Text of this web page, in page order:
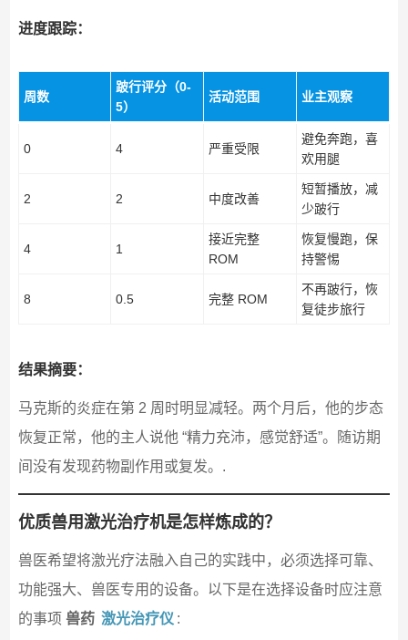
进度跟踪：
周数
跛行评分（0-
5）
活动范围 业主观察
0 4 严重受限
避免奔跑，喜
欢用腿
2 2 中度改善
短暂播放，减
少跛行
4 1
接近完整
ROM
恢复慢跑，保
持警惕
8 0.5 完整 ROM
不再跛行，恢
复徒步旅行
结果摘要：
马克斯的炎症在第 2 周时明显减轻。两个月后，他的步态
恢复正常，他的主人说他 “精力充沛，感觉舒适”。随访期
间没有发现药物副作用或复发。.
优质兽用激光治疗机是怎样炼成的？
兽医希望将激光疗法融入自己的实践中，必须选择可靠、
功能强大、兽医专用的设备。以下是在选择设备时应注意
的事项 兽药 激光治疗仪 :